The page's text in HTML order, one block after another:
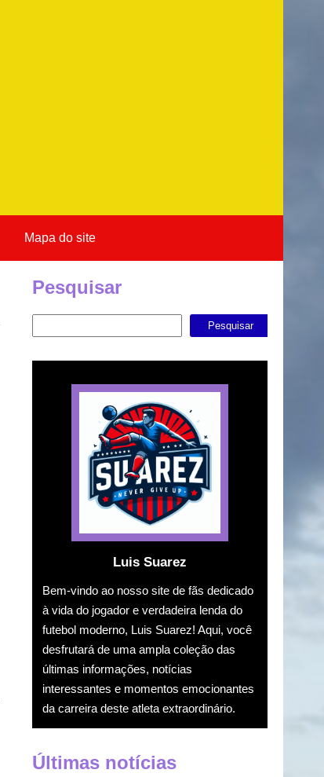
Mapa do site
Pesquisar
Pesquisar
Luis Suarez
Bem-vindo ao nosso site de fãs dedicado
à vida do jogador e verdadeira lenda do
futebol moderno, Luis Suarez! Aqui, você
desfrutará de uma ampla coleção das
últimas informações, notícias
interessantes e momentos emocionantes
da carreira deste atleta extraordinário.
Últimas notícias